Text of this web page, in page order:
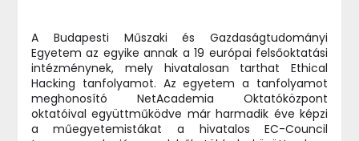
A Budapesti Műszaki és Gazdaságtudományi
Egyetem az egyike annak a 19 európai felsőoktatási
intézménynek, mely hivatalosan tarthat Ethical
Hacking tanfolyamot. Az egyetem a tanfolyamot
meghonosító NetAcademia Oktatóközpont
oktatóival együttműködve már harmadik éve képzi
a műegyetemistákat a hivatalos EC-Council